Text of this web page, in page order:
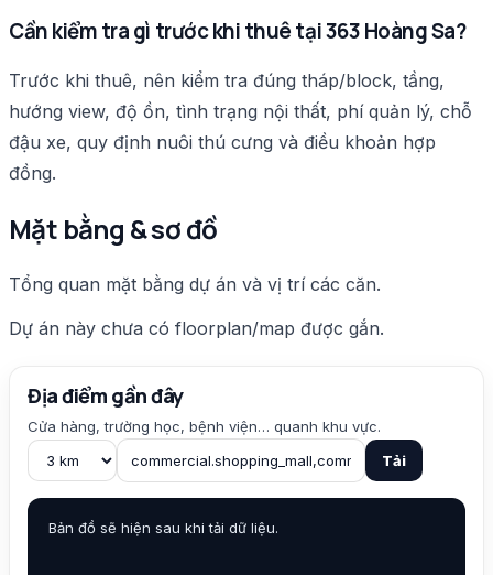
Cần kiểm tra gì trước khi thuê tại 363 Hoàng Sa?
Trước khi thuê, nên kiểm tra đúng tháp/block, tầng,
hướng view, độ ồn, tình trạng nội thất, phí quản lý, chỗ
đậu xe, quy định nuôi thú cưng và điều khoản hợp
đồng.
Mặt bằng & sơ đồ
Tổng quan mặt bằng dự án và vị trí các căn.
Dự án này chưa có floorplan/map được gắn.
Địa điểm gần đây
Cửa hàng, trường học, bệnh viện… quanh khu vực.
Tải
Bản đồ sẽ hiện sau khi tải dữ liệu.